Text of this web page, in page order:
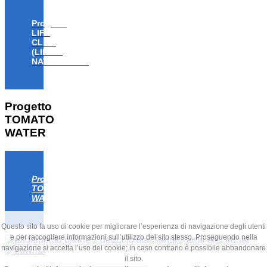
Progetto
LIFE
CLAW
(LIFE18
NAT/IT/000806)
Progetto
TOMATO
WATER
Progetto
TOMATO
WATER
Questo sito fa uso di cookie per migliorare l’esperienza di navigazione degli utenti
e per raccogliere informazioni sull’utilizzo del sito stesso. Proseguendo nella
navigazione si accetta l’uso dei cookie; in caso contrario è possibile abbandonare
il sito.